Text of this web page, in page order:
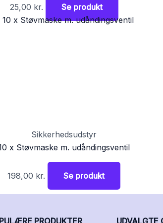
25,00 kr. Se produkt
Sikkerhedsudstyr
x Støvmaske m. udåndingsventil
198,00 kr. Se produkt